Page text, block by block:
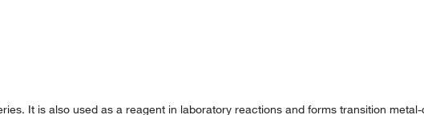
It is also used as a reagent in laboratory reactions and forms transition